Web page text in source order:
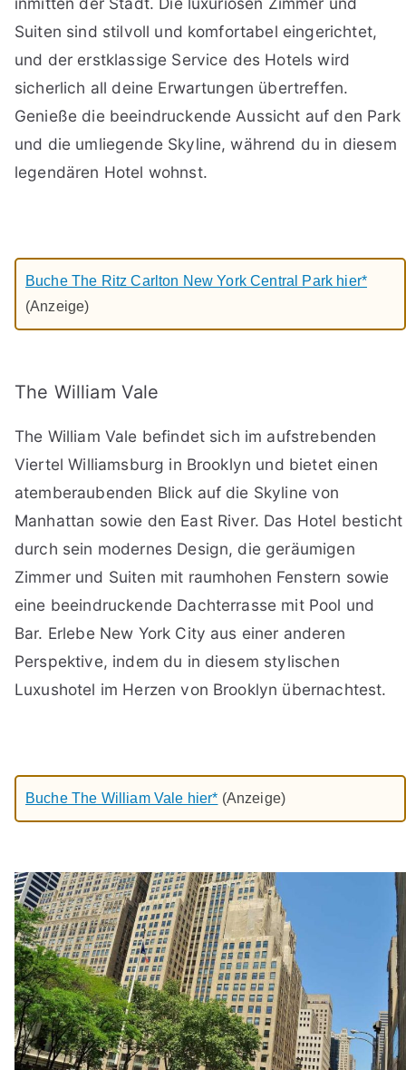
Suiten sind stilvoll und komfortabel eingerichtet,
und der erstklassige Service des Hotels wird
sicherlich all deine Erwartungen übertreffen.
Genieße die beeindruckende Aussicht auf den Park
und die umliegende Skyline, während du in diesem
legendären Hotel wohnst.
Buche The Ritz Carlton New York Central Park hier*
(Anzeige)
The William Vale
The William Vale befindet sich im aufstrebenden
Viertel Williamsburg in Brooklyn und bietet einen
atemberaubenden Blick auf die Skyline von
Manhattan sowie den East River. Das Hotel besticht
durch sein modernes Design, die geräumigen
Zimmer und Suiten mit raumhohen Fenstern sowie
eine beeindruckende Dachterrasse mit Pool und
Bar. Erlebe New York City aus einer anderen
Perspektive, indem du in diesem stylischen
Luxushotel im Herzen von Brooklyn übernachtest.
Buche The William Vale hier* (Anzeige)